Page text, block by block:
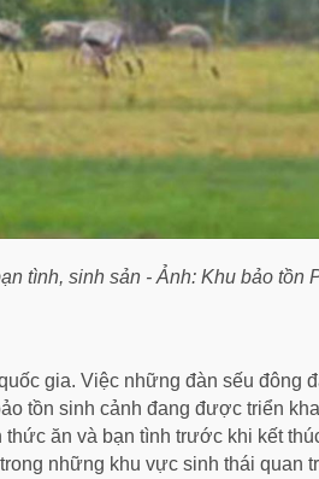
tình, sinh sản - Ảnh: Khu bảo tồn
gia. Việc những đàn sếu đông
tồn sinh cảnh đang được triển
ăn và bạn tình trước khi kết
những khu vực sinh thái quan